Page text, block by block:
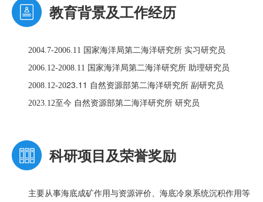
教育背景及工作经历
2004.7-2006.11 国家海洋局第二海洋研究所 实习研究员
2006.12-2008.11 国家海洋局第二海洋研究所 助理研究员
2008.12-2023.11 自然资源部第二海洋研究所 副研究员
2023.12至今 自然资源部第二海洋研究所 研究员
科研项目及荣誉奖励
主要从事海底成矿作用与资源评价、海底冷泉系统沉积作用等